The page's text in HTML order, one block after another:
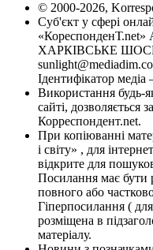
© 2000-2026,
Суб'єкт у сфері
«КореспонденТ.net»
ХАРКІВСЬКЕ ШОСЕ,
Ідентифікатор
Використання будь-
сайті, дозволяється
Корреспондент.net.
При копіюванні
і світу» , для
відкрите для
Посилання має бути
повного або
Гіперпосилання (
розміщена в
матеріалу.